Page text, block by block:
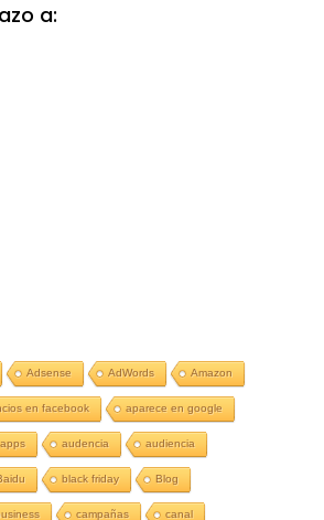
a:
Adsense AdWords Amazon
en facebook aparece en google
apps audencia audiencia
black friday Blog
campañas canal